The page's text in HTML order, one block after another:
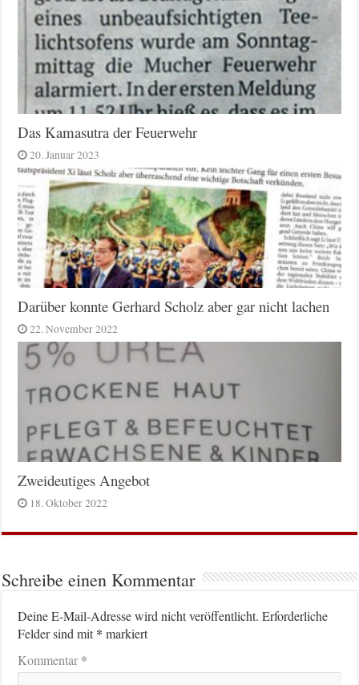
Das Kamasutra der Feuerwehr
20. Januar 2023
Darüber konnte Gerhard Scholz aber gar nicht lachen
22. November 2022
Zweideutiges Angebot
18. Oktober 2022
Schreibe einen Kommentar
Deine E-Mail-Adresse wird nicht veröffentlicht. Erforderliche
Felder sind mit* markiert
Kommentar*